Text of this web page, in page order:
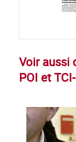
Voir aussi
POI et